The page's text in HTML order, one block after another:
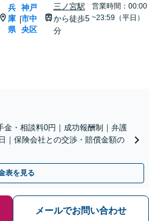
兵
庫
県
|
神戸
市中
央区
三ノ宮駅
から徒歩5
分
営業時間：00:00
~23:59（平日）
金・相談料0円｜成功報酬制｜弁護
｜保険会社との交渉・賠償金額の
表を見る
メールでお問い合わせ